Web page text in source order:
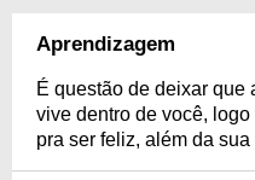
Aprendizagem
É questão de deixar que
vive dentro de você,
pra ser feliz, além da